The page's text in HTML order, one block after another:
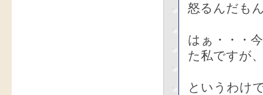
怒るんだも
はぁ・・・
た私ですが
というわけ